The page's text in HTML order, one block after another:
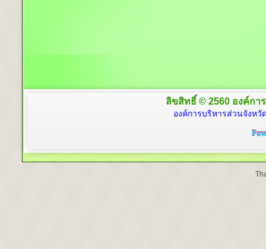
ลิขสิทธิ์ © 2560 องค์กา
องค์การบริหารส่วนจังหวั